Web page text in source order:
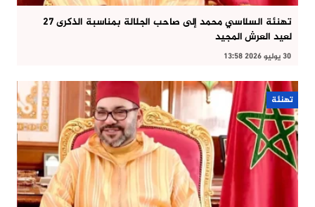
تهنئة السلاسي محمد إلى صاحب الجلالة بمناسبة الذكرى 27
لعيد العرش المجيد
30 يوليو 2026 13:58
تهنئة